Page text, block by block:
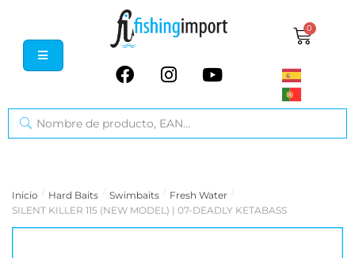
0
Inicio / Hard Baits / Swimbaits / Fresh Water /
SILENT KILLER 115 (NEW MODEL) | 07-DEADLY KETABASS